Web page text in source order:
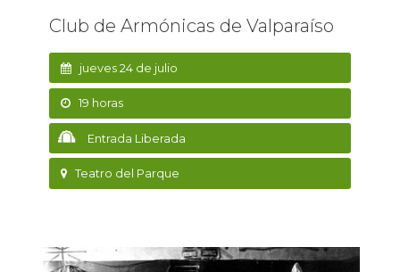
Club de Armónicas de Valparaíso
jueves 24 de julio
19 horas
Entrada Liberada
Teatro del Parque